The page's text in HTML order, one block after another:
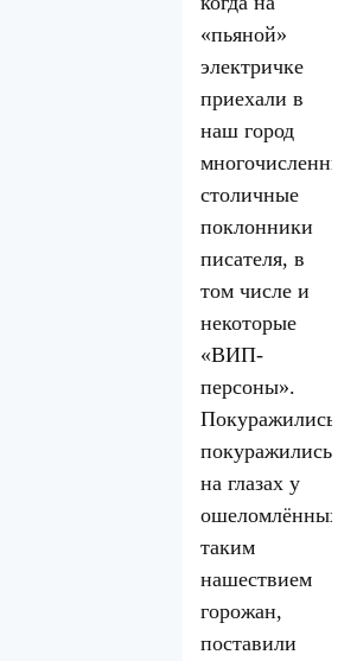
«пьяной»
электричке
приехали в
наш город
многочисленные
столичные
поклонники
писателя, в
том числе и
некоторые
«ВИП-
персоны».
Покуражились-
покуражились
на глазах у
ошеломлённых
таким
нашествием
горожан,
поставили